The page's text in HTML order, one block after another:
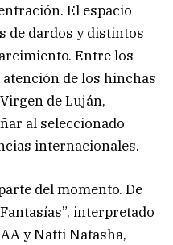
El espacio
de dardos y distintos
Entre los
de los hinchas
de Luján,
al seleccionado
internacionales.
del momento. De
interpretado
y Natti Natasha,